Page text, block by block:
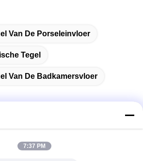
Van De Porseleinvloer
Tegel
Van De Badkamersvloer
7:37 PM